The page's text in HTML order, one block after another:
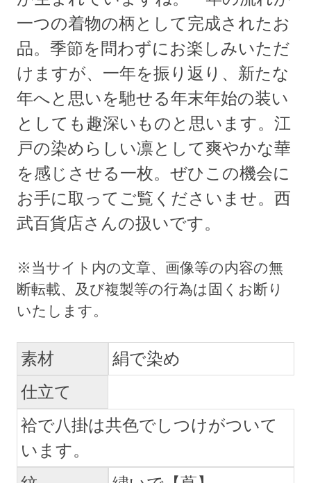
一つの着物の柄として完成されたお
品。季節を問わずにお楽しみいただ
けますが、一年を振り返り、新たな
年へと思いを馳せる年末年始の装い
としても趣深いものと思います。江
戸の染めらしい凛として爽やかな華
を感じさせる一枚。ぜひこの機会に
お手に取ってご覧くださいませ。西
武百貨店さんの扱いです。
素材
絹で染め
仕立て
袷で八掛は共色でしつけがついて
います。